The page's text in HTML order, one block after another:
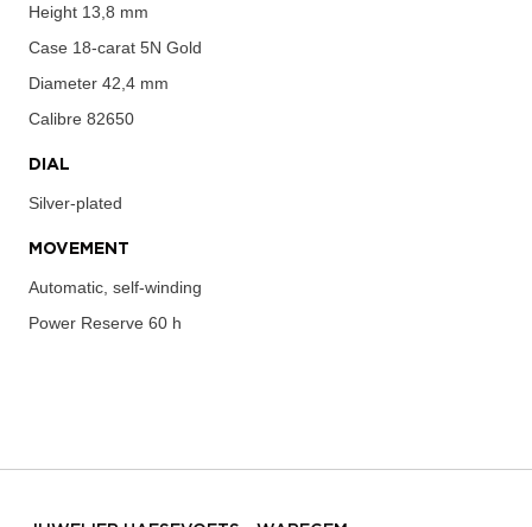
Height 13,8 mm
Case 18-carat 5N Gold
Diameter 42,4 mm
Calibre 82650
DIAL
Silver-plated
MOVEMENT
Automatic, self-winding
Power Reserve 60 h